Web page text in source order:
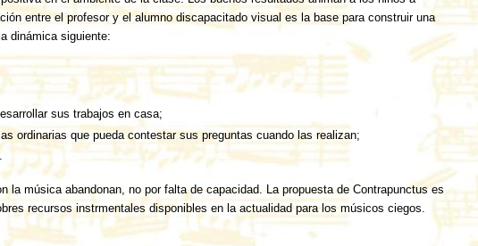
entre el profesor y el alumno discapacitado visual es la base para construir una
dinámica siguiente:
sus trabajos en casa;
ordinarias que pueda contestar sus preguntas cuando las realizan;
música abandonan, no por falta de capacidad. La propuesta de Contrapunctus es
recursos instrmentales disponibles en la actualidad para los músicos ciegos.